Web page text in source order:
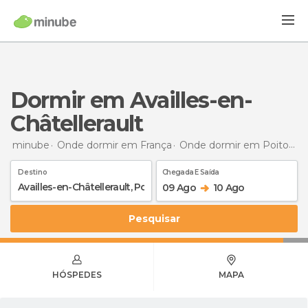
Dormir em Availles-en-
Châtellerault
minube Onde dormir em França Onde dormir em Poitou-Charentes
Destino Chegada E Saída
09 Ago 10 Ago
Pesquisar
HÓSPEDES MAPA